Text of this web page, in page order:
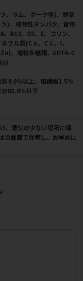
、ラム、ポーク等)、野菜
)、植物性タンパク、食物
B12、D3、E、コリン、
ラル類(Cａ、Cｌ、I、
、増粘多糖類、EDTA-C
4.0％以上、粗繊維1.5％
85.0％以下
、湿気の少ない場所に保
冷蔵庫で保管し、お早めに